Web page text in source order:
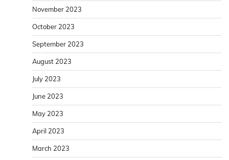
November 2023
October 2023
September 2023
August 2023
July 2023
June 2023
May 2023
April 2023
March 2023